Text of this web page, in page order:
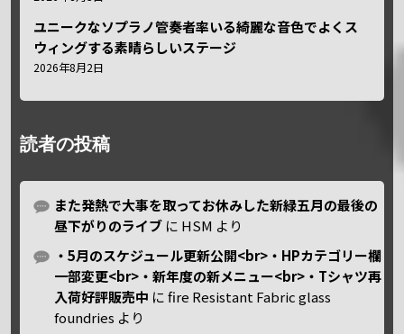
ユニークなソプラノ管奏者率いる綺麗な音色でよくス
ウィングする素晴らしいステージ
2026年8月2日
読者の投稿
また発熱で大事を取ってお休みした新緑五月の最後の
昼下がりのライブ に HSM より
・5月のスケジュール更新公開<br>・HPカテゴリー欄
一部変更<br>・新年度の新メニュー<br>・Tシャツ再
入荷好評販売中 にfire Resistant Fabric glass
foundries より